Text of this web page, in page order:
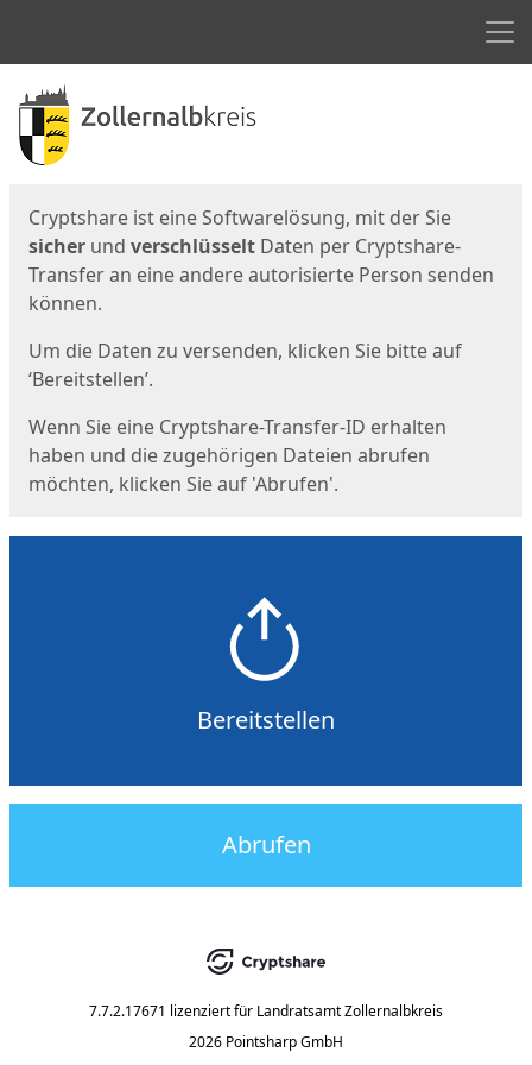
Start
Cryptshare ist eine Softwarelösung, mit der Sie
sicher und verschlüsselt Daten per Cryptshare-
Transfer an eine andere autorisierte Person senden
können.
Um die Daten zu versenden, klicken Sie bitte auf
‘Bereitstellen’.
Wenn Sie eine Cryptshare-Transfer-ID erhalten
haben und die zugehörigen Dateien abrufen
möchten, klicken Sie auf 'Abrufen'.
Bereitstellen
Abrufen
7.7.2.17671 lizenziert für Landratsamt Zollernalbkreis
2026 Pointsharp GmbH